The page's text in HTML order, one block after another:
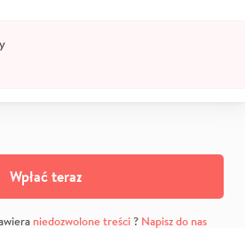
Wpłać teraz
niedozwolone treści? Napisz do nas